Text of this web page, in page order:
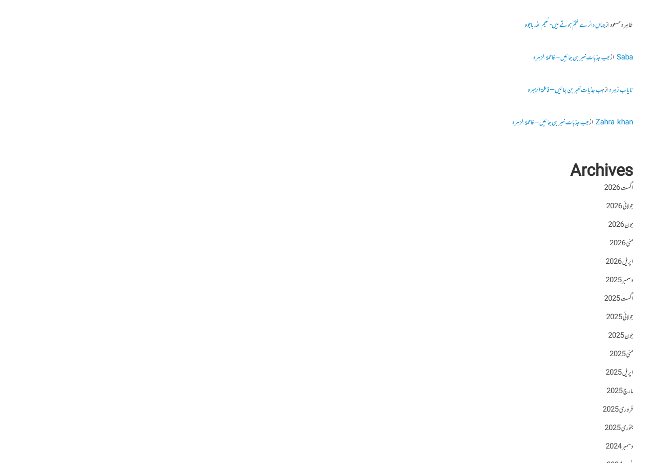
طاہرہ مسعودازجہاں دائرے ختم ہوتے ہیں- نعیم اللہ باجوہ
Sabaازجب جذبات خبر بن جائیں – فاطمۃالزہرہ
نایاب زہرہازجب جذبات خبر بن جائیں – فاطمۃالزہرہ
Zahra khanازجب جذبات خبر بن جائیں – فاطمۃالزہرہ
Archives
اگست 2026
جولائی 2026
جون 2026
مئی 2026
اپریل 2026
دسمبر 2025
اگست 2025
جولائی 2025
جون 2025
مئی 2025
اپریل 2025
مارچ 2025
فروری 2025
جنوری 2025
دسمبر 2024